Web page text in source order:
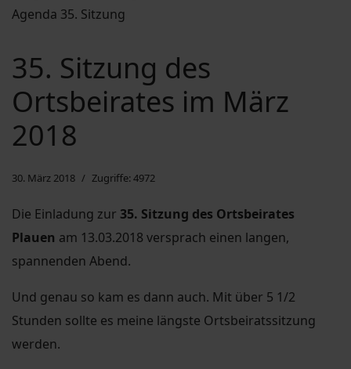
Agenda 35. Sitzung
35. Sitzung des
Ortsbeirates im März
2018
30. März 2018 Zugriffe: 4972
Die Einladung zur 35. Sitzung des Ortsbeirates
Plauen am 13.03.2018 versprach einen langen,
spannenden Abend.
Und genau so kam es dann auch. Mit über 5 1/2
Stunden sollte es meine längste Ortsbeiratssitzung
werden.